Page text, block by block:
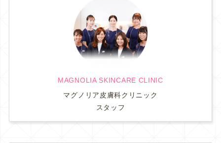
MAGNOLIA SKINCARE CLINIC
マグノリア皮膚科クリニック
スタッフ